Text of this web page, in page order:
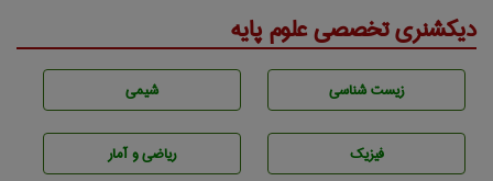
دیکشنری تخصصی علوم پایه
زيست شناسی شيمی
فیزیک ریاضی و آمار